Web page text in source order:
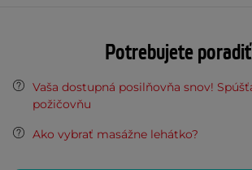
Potrebujete
Vaša dostupná posilňovňa snov!
požičovňu
Ako vybrať masážne lehátko?